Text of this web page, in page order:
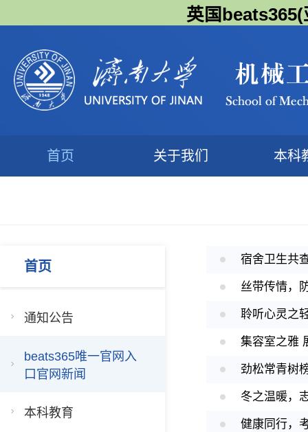
英国
首页 关于我们 本科
首页
通知公告
beats365唯一官网入
口官网新闻
本科教育
宿舍卫生共
丝带传情，
集容室之雅
劲松常青树
冬之温暖，
健康同行，